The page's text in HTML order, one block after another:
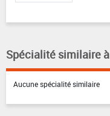
Spécialité similaire à
Aucune spécialité similaire